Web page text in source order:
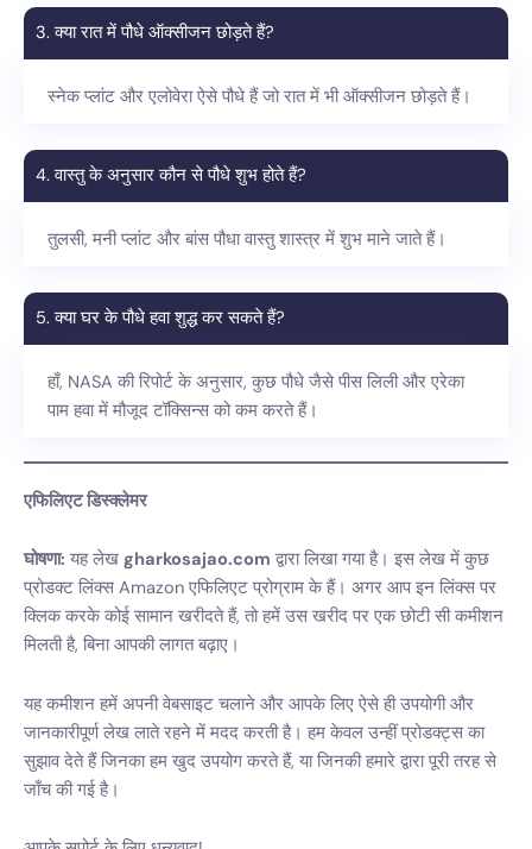
3. क्या रात में पौधे ऑक्सीजन छोड़ते हैं?
स्नेक प्लांट और एलोवेरा ऐसे पौधे हैं जो रात में भी ऑक्सीजन छोड़ते हैं।
4. वास्तु के अनुसार कौन से पौधे शुभ होते हैं?
तुलसी, मनी प्लांट और बांस पौधा वास्तु शास्त्र में शुभ माने जाते हैं।
5. क्या घर के पौधे हवा शुद्ध कर सकते हैं?
हाँ, NASA की रिपोर्ट के अनुसार, कुछ पौधे जैसे पीस लिली और एरेका
पाम हवा में मौजूद टॉक्सिन्स को कम करते हैं।
एफिलिएट डिस्क्लेमर
घोषणा: यह लेख gharkosajao.com द्वारा लिखा गया है। इस लेख में कुछ
प्रोडक्ट लिंक्स Amazon एफिलिएट प्रोग्राम के हैं। अगर आप इन लिंक्स पर
क्लिक करके कोई सामान खरीदते हैं, तो हमें उस खरीद पर एक छोटी सी कमीशन
मिलती है, बिना आपकी लागत बढ़ाए।
यह कमीशन हमें अपनी वेबसाइट चलाने और आपके लिए ऐसे ही उपयोगी और
जानकारीपूर्ण लेख लाते रहने में मदद करती है। हम केवल उन्हीं प्रोडक्ट्स का
सुझाव देते हैं जिनका हम खुद उपयोग करते हैं, या जिनकी हमारे द्वारा पूरी तरह से
जाँच की गई है।